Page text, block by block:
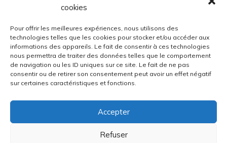
cookies
Pour offrir les meilleures expériences, nous utilisons des
technologies telles que les cookies pour stocker et/ou accéder aux
informations des appareils. Le fait de consentir à ces technologies
nous permettra de traiter des données telles que le comportement
de navigation ou les ID uniques sur ce site. Le fait de ne pas
consentir ou de retirer son consentement peut avoir un effet négatif
sur certaines caractéristiques et fonctions.
Accepter
Refuser